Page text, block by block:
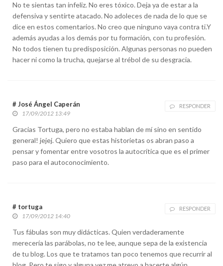
No te sientas tan infeliz. No eres tóxico. Deja ya de estar a la
defensiva y sentirte atacado. No adoleces de nada de lo que se
dice en estos comentarios. No creo que ninguno vaya contra ti.Y
además ayudas a los demás por tu formación, con tu profesión.
No todos tienen tu predisposición. Algunas personas no pueden
hacer ni como la trucha, quejarse al trébol de su desgracia.
# José Ángel Caperán RESPONDER
17/09/2012 13:49
Gracias Tortuga, pero no estaba hablan de mí sino en sentido
general! jejej. Quiero que estas historietas os abran paso a
pensar y fomentar entre vosotros la autocrítica que es el primer
paso para el autoconocimiento.
# tortuga RESPONDER
17/09/2012 14:40
Tus fábulas son muy didácticas. Quien verdaderamente
merecería las parábolas, no te lee, aunque sepa de la existencia
de tu blog. Los que te tratamos tan poco tenemos que recurrir al